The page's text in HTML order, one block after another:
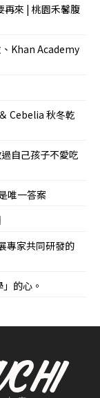
再來 | 桃園禾馨腹
Khan Academy
Cebelia 秋冬乾
自己孩子不愛吃
唯一答案
專家共同研發的
的心。